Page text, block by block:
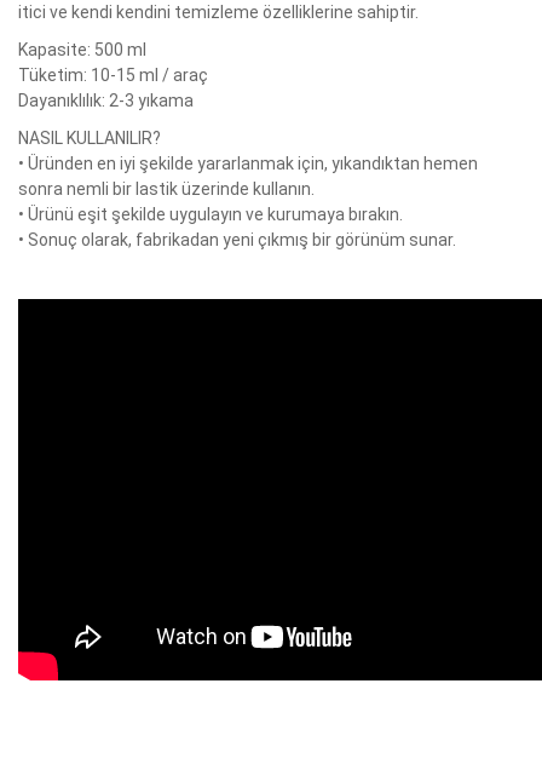
itici ve kendi kendini temizleme özelliklerine sahiptir.
Kapasite: 500 ml
Tüketim: 10-15 ml / araç
Dayanıklılık: 2-3 yıkama
NASIL KULLANILIR?
• Üründen en iyi şekilde yararlanmak için, yıkandıktan hemen
sonra nemli bir lastik üzerinde kullanın.
• Ürünü eşit şekilde uygulayın ve kurumaya bırakın.
• Sonuç olarak, fabrikadan yeni çıkmış bir görünüm sunar.